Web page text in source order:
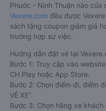
Phước - Ninh Thuận nào
Vexere.com đều được
sách tặng coupon giảm giá
trường hợp sự việc.
Hướng dẫn đặt vé tại
Bước 1: Truy cập vào
CH Play hoặc App Store.
Bước 2: Chọn điểm đi, điểm
VÉ XE”.
Bước 3: Chọn hãng xe